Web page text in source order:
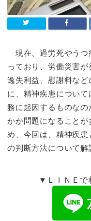
現在、過労死やうつ
っており、労働災害が
逸失利益、慰謝料な
に、精神疾患につい
務に起因するものな
かが問題になること
め、今回は、精神疾
の判断方法について解
▼ＬＩＮＥで